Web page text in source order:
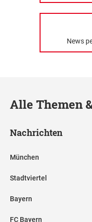
News
Alle Themen
Nachrichten
München
Stadtviertel
Bayern
FC Bayern